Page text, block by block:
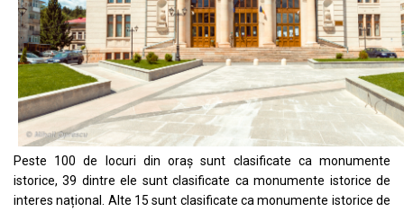
Peste 100 de locuri din oraș sunt clasificate ca monumente
istorice, 39 dintre ele sunt clasificate ca monumente istorice de
interes național. Alte 15 sunt clasificate ca monumente istorice de